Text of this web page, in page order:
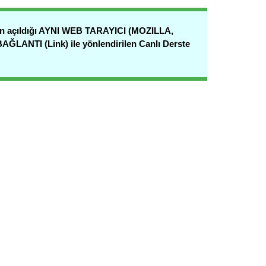
AYNI WEB TARAYICI (MOZILLA,
(Link) ile yönlendirilen Canlı Derste